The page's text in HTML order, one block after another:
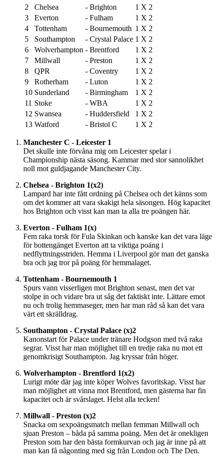
2
Chelsea - Brighton 1 X 2
3
Everton - Fulham 1 X 2
4
Tottenham - Bournemouth 1 X 2
5
Southampton - Crystal Palace 1 X 2
6
Wolverhampton - Brentford 1 X 2
7
Millwall - Preston 1 X 2
8
QPR - Coventry 1 X 2
9
Rotherham - Luton 1 X 2
10 Sunderland - Birmingham 1 X 2
11 Stoke - WBA 1 X 2
12 Swansea - Huddersfield 1 X 2
13 Watford - Bristol C 1 X 2
Manchester C - Leicester 1
Det skulle inte förvåna mig om Leicester spelar i
Championship nästa säsong. Kammar med stor sannolikhet
noll mot guldjagande Manchester City.
Chelsea - Brighton 1(x2)
Lampard har inte fått ordning på Chelsea och det känns som
om det kommer att vara skakigt hela säsongen. Hög kapacitet
hos Brighton och visst kan man ta alla tre poängen här.
Everton - Fulham 1(x)
Fem raka torsk för Fula Skinkan och kanske kan det vara läge
för bottengänget Everton att ta viktiga poäng i
nedflyttningsstriden. Hemma i Liverpool gör man det ganska
bra och jag tror på poäng för hemmalaget.
Tottenham - Bournemouth 1
Spurs vann visserligen mot Brighton senast, men det var
stolpe in och vidare bra ut såg det faktiskt inte. Lättare emot
nu och trolig hemmaseger, men har man råd så kan det vara
värt ett skrälldrag.
Southampton - Crystal Palace (x)2
Kanonstart för Palace under tränare Hodgson med två raka
segrar. Visst har man möjlighet till en tredje raka nu mot ett
genomkrisigt Southampton. Jag kryssar från höger.
Wolverhampton - Brentford 1(x2)
Lurigt möte där jag inte köper Wolves favoritskap. Visst har
man möjlighet att vinna mot Brentford, men gästerna har fin
kapacitet och är svårslaget. Helst alla tecken!
Millwall - Preston (x)2
Snacka om sexpoängsmatch mellan femman Millwall och
sjuan Preston – båda på samma poäng. Men det är onekligen
Preston som har den bästa formkurvan och jag är inne på att
man kan få någonting med sig från London och The Den.